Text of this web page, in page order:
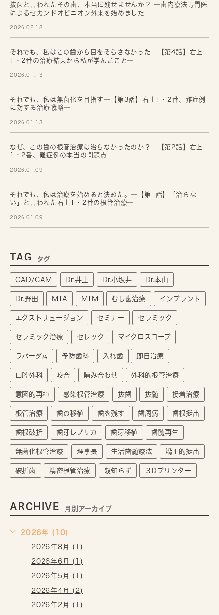
抜歯と言われたその歯、本当に残せませんか？ ―歯内療法専門医
によるセカンドオピニオン外来を始めました―
2026.02.18
それでも、私はこの歯から目をそらさなかった─【第4話】右上
1・2番の治療結果から私が学んだこと─
2026.01.13
それでも、私は無菌化を目指す─【第3話】右上1・2番、難症例
に対する治療戦略─
2026.01.13
なぜ、この歯の根管治療は治らなかったのか？─【第2話】右上
1・2番、難症例の本当の問題点─
2026.01.09
それでも、私は治療を始めると決めた。─【第1話】「治らな
い」と言われた右上1・2番の根管治療─
2026.01.09
TAG タグ
CAD/CAM Dr.井上 Dr.小坂井 Dr.本山
Dr.野田 MTA MTM むし歯治療 インプラント
エクストリュージョン セミナー セラミック
セラミック治療 セレック マイクロスコープ
ラバーダム 予防歯科 入れ歯 即日治療
口腔外科 咬合 噛み合わせ 外科的根管治療
意図的再植 感染根管治療 抜歯 抜髄 接着治療
根管治療 歯の移植 歯を残す 歯周病 歯根挺出
歯根破折 歯牙レプリカ 歯牙移植 歯髄再生
無菌化根管治療 理事長 生活歯髄療法 矯正的挺出
破折歯 精密根管治療 親知らず ３Dプリンター
ARCHIVE 月別アーカイブ
2026年 (10)
2026年8月 (1)
2026年6月 (1)
2026年5月 (1)
2026年4月 (2)
2026年2月 (1)